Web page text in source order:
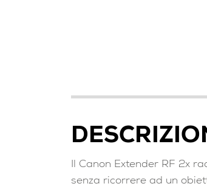
Il Canon Extender RF 2x
senza ricorrere ad un